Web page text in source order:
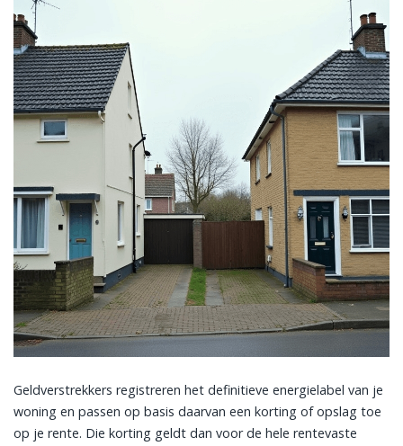
Geldverstrekkers registreren het definitieve energielabel van je
woning en passen op basis daarvan een korting of opslag toe
op je rente. Die korting geldt dan voor de hele rentevaste